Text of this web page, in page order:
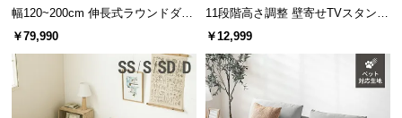
サ
ポ
幅120~200cm 伸長式ラウンドダイ
ニングテーブル 6人掛け 天然木突
￥79,990
11段階高さ調整 壁寄せTVスタンド
キャスター付き 上下左右角度調節
￥12,999